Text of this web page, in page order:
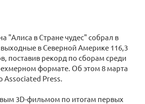
"Алиса в Стране чудес" собрал в
в Северной Америке 116,3
поставив рекорд по сборам среди
формате. Об этом 8 марта
Associated Press.
3D-фильмом по итогам первых